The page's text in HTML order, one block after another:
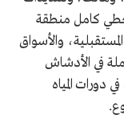
كامل منطقة
والأسواق
في الأدشاش
دورات المياه